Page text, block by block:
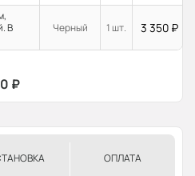
В
Черный 1 шт. 3 350 ₽
₽
ОПЛАТА